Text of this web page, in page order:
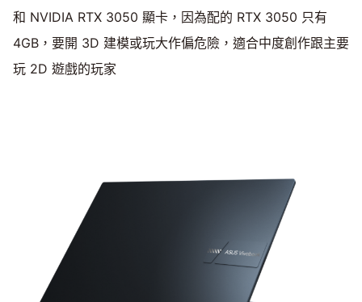
和 NVIDIA RTX 3050 顯卡，因為配的 RTX 3050 只有
4GB，要開 3D 建模或玩大作偏危險，適合中度創作跟主要
玩 2D 遊戲的玩家